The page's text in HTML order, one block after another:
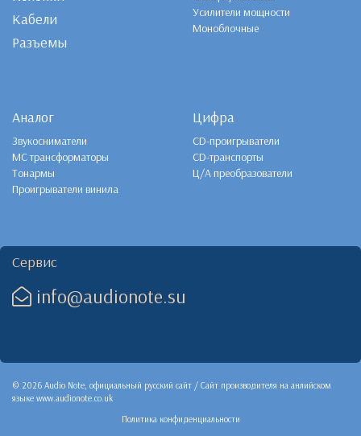
Кабели
Разъемы
Усилители мощности
Моноблочные
Аналог
Звукосниматели
MC трансформаторы
Тонармы
Проигрыватели винила
Цифра
CD-проигрыватели
CD-транспорты
Ц/А преобразователи
Сервис
info@audionote.su
© 2026 Audio Note, официальный русский сайт / Сайт производителя на анлийском
языке www.audionote.co.uk
Политика конфиденциальности